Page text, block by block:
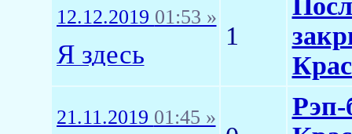
12.12.2019 01:53 »
Я здесь
1
21.11.2019 01:45 »
Рэп-